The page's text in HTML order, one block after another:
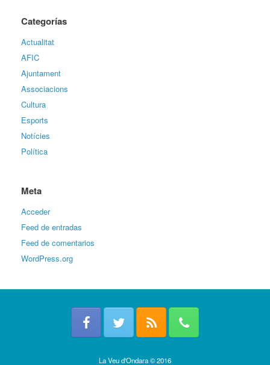
Categorías
Actualitat
AFIC
Ajuntament
Associacions
Cultura
Esports
Notícies
Política
Meta
Acceder
Feed de entradas
Feed de comentarios
WordPress.org
La Veu d'Ondara © 2016